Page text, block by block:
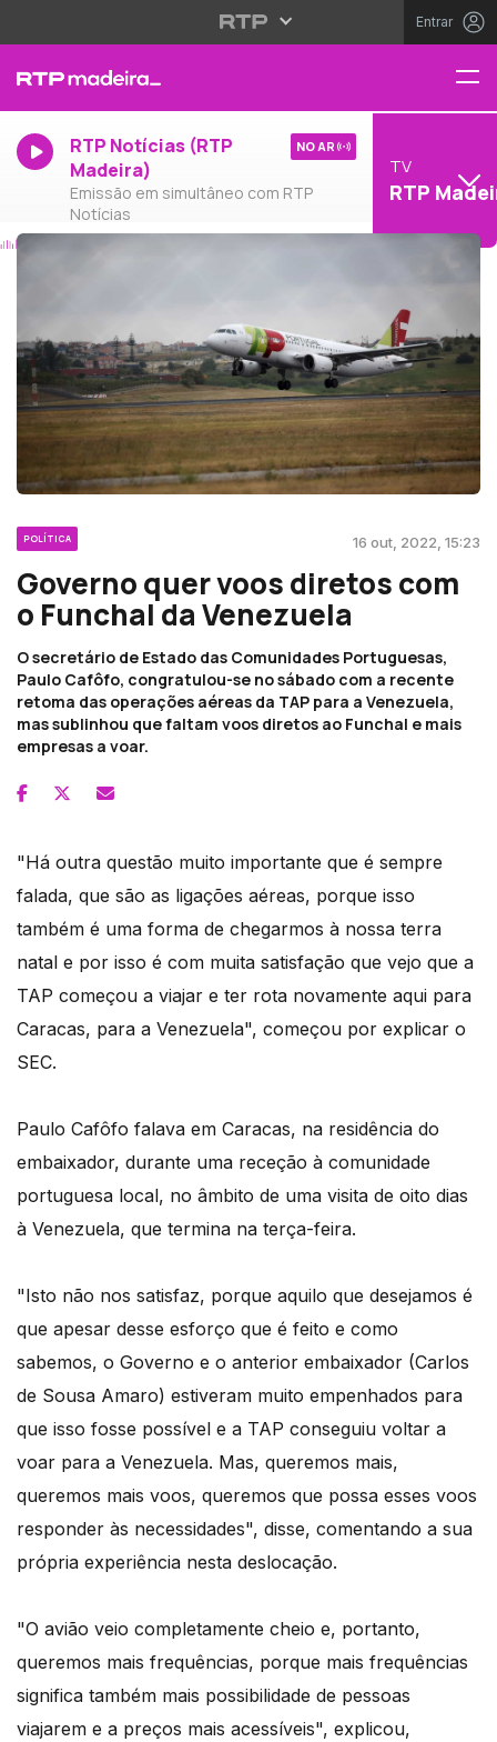
Entrar
RTP Notícias (RTP
Madeira)
Emissão em simultâneo com RTP
Notícias
NO AR
TV
RTP
POLÍTICA 16 out, 2022, 15:23
Governo quer voos diretos com
o Funchal da Venezuela
O secretário de Estado das Comunidades Portuguesas,
Paulo Cafôfo, congratulou-se no sábado com a recente
retoma das operações aéreas da TAP para a Venezuela,
mas sublinhou que faltam voos diretos ao Funchal e mais
empresas a voar.
"Há outra questão muito importante que é sempre
falada, que são as ligações aéreas, porque isso
também é uma forma de chegarmos à nossa terra
natal e por isso é com muita satisfação que vejo que a
TAP começou a viajar e ter rota novamente aqui para
Caracas, para a Venezuela", começou por explicar o
SEC.
Paulo Cafôfo falava em Caracas, na residência do
embaixador, durante uma receção à comunidade
portuguesa local, no âmbito de uma visita de oito dias
à Venezuela, que termina na terça-feira.
"Isto não nos satisfaz, porque aquilo que desejamos é
que apesar desse esforço que é feito e como
sabemos, o Governo e o anterior embaixador (Carlos
de Sousa Amaro) estiveram muito empenhados para
que isso fosse possível e a TAP conseguiu voltar a
voar para a Venezuela. Mas, queremos mais,
queremos mais voos, queremos que possa esses voos
responder às necessidades", disse, comentando a sua
própria experiência nesta deslocação.
"O avião veio completamente cheio e, portanto,
queremos mais frequências, porque mais frequências
significa também mais possibilidade de pessoas
viajarem e a preços mais acessíveis", explicou,